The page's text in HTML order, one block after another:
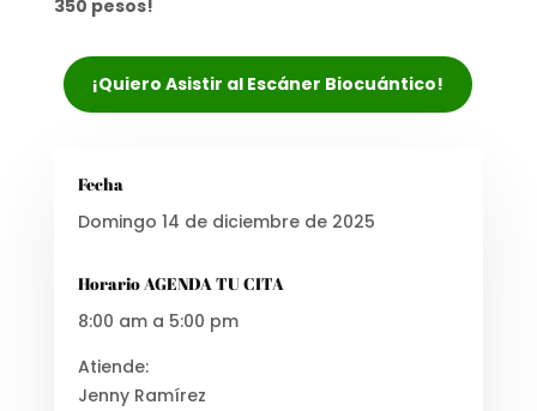
350 pesos!
¡Quiero Asistir al Escáner Biocuántico!
Fecha
Domingo 14 de diciembre de 2025
Horario AGENDA TU CITA
8:00 am a 5:00 pm
Atiende:
Jenny Ramírez